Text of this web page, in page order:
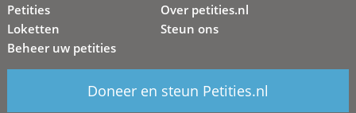
Petities
Loketten
Beheer uw petities
Over petities.nl
Steun ons
Doneer en steun Petities.nl